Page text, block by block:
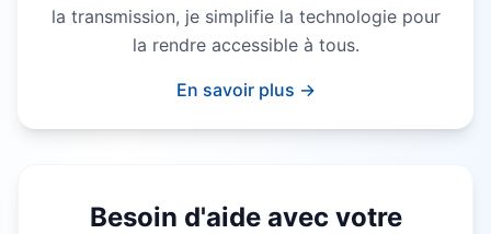
la transmission, je simplifie la technologie pour
la rendre accessible à tous.
En savoir plus →
Besoin d'aide avec votre